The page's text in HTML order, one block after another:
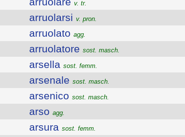
v. tr.
arruolarsi v. pron.
arruolato agg.
arruolatore sost. masch.
arsella sost. femm.
arsenale sost. masch.
arsenico sost. masch.
arso agg.
arsura sost. femm.